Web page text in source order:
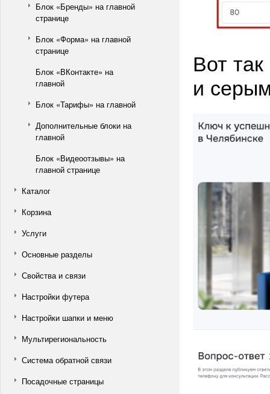
Блок «Бренды» на главной
странице
Блок «Форма» на главной
странице
Блок «ВКонтакте» на
главной
Блок «Тарифы» на главной
Дополнительные блоки на
главной
Блок «Видеоотзывы» на
главной странице
Каталог
Корзина
Услуги
Основные разделы
Свойства и связи
Настройки футера
Настройки шапки и меню
Мультирегиональность
Система обратной связи
Посадочные страницы
Вот
и